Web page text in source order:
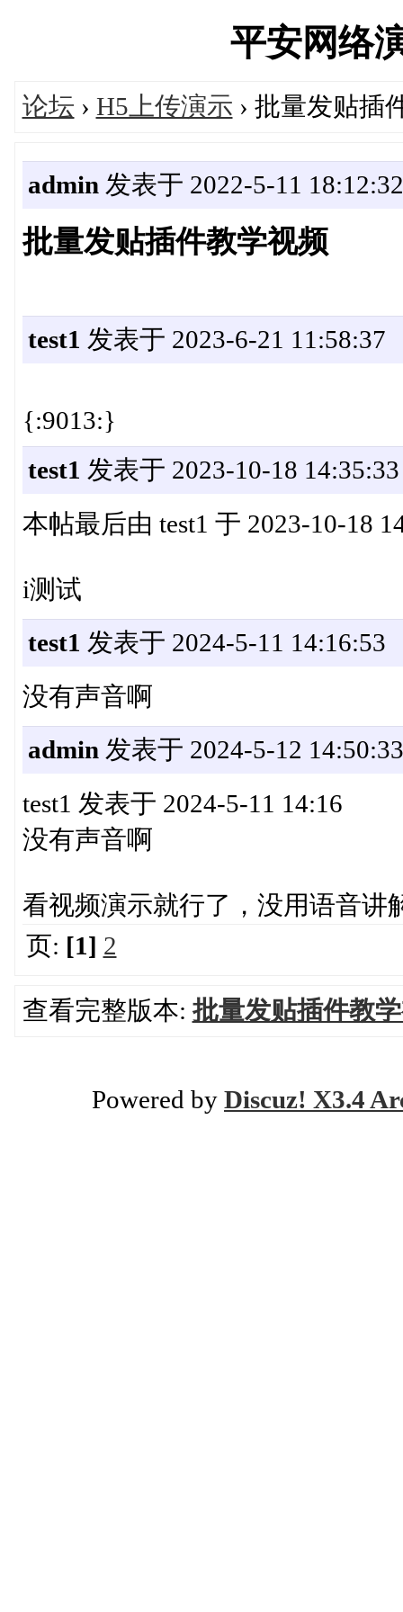
平安网络
论坛 › H5上传演示 › 批量发贴插
admin 发表于 2022-5-11 18:12:32
批量发贴插件教学视频
test1 发表于 2023-6-21 11:58:37
{:9013:}
test1 发表于 2023-10-18 14:35:33
本帖最后由 test1 于 2023-10-18
i测试
test1 发表于 2024-5-11 14:16:53
没有声音啊
admin 发表于 2024-5-12 14:50:33
test1 发表于 2024-5-11 14:16
没有声音啊
看视频演示就行了，没用语音讲
页: [1] 2
查看完整版本:批量发贴插件教
Powered by Discuz! X3.4